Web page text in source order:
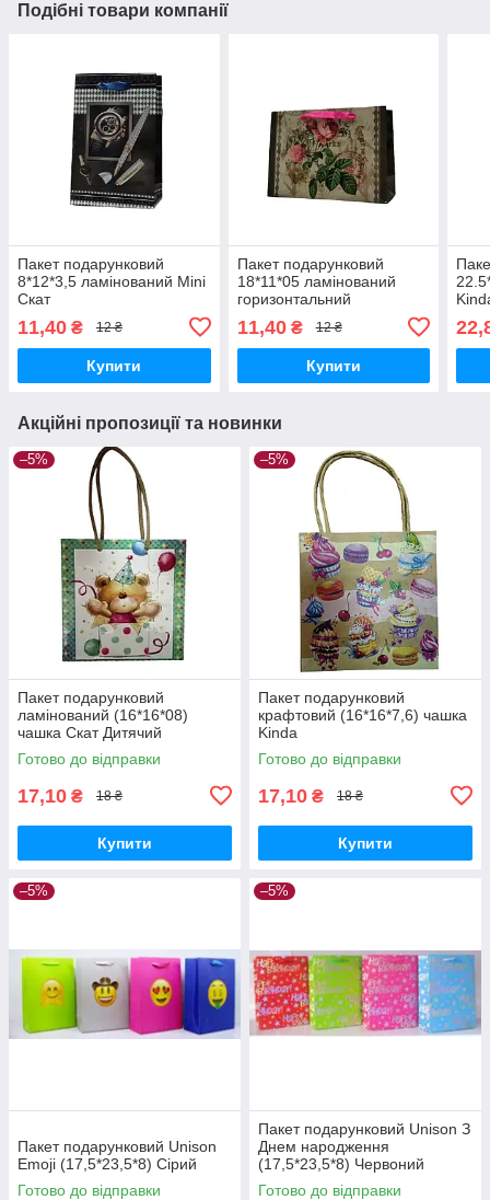
Подібні товари компанії
Пакет подарунковий
8*12*3,5 ламінований Mini
Скат
11,40 ₴ 12 ₴
Купити
Пакет подарунковий
18*11*05 ламінований
горизонтальний
11,40₴ 12 ₴
Купити
Акційні пропозиції та новинки
–5%
Пакет подарунковий
ламінований (16*16*08)
чашка Скат Дитячий
Готово до відправки
17,10 ₴ 18 ₴
Купити
–5%
Пакет подарунковий
крафтовий (16*16*7,6) чашка
Kinda
Готово до відправки
17,10 ₴ 18 ₴
Купити
–5%
Пакет подарунковий Unison
Emoji (17,5*23,5*8) Сірий
Готово до відправки
–5%
Пакет подарунковий Unison З
Днем народження
(17,5*23,5*8) Червоний
Готово до відправки